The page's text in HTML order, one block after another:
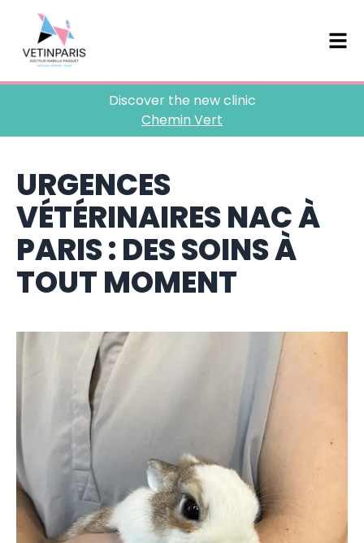
Discover the new clinic
Chemin Vert
URGENCES
VÉTÉRINAIRESNACÀ
PARIS : DES SOINS À
TOUT MOMENT